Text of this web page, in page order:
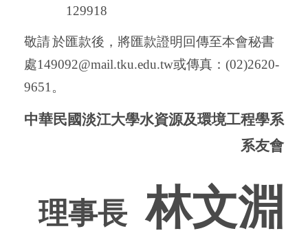
129918
敬請於匯款後 ， 將匯款證明回傳至本會秘書
處149092@mail.tku.edu.tw或傳真： (02)2620-
9651 。
中華民國淡江大學水資源及環境工程學系
系友會
理事長 林文淵